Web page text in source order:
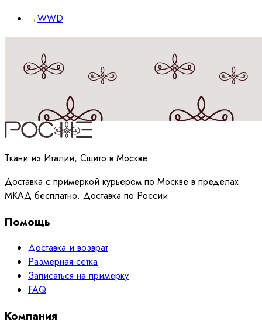
→WWD
Принимаюполитикуобработки данных
Ткани из Италии, Сшито в Москве
Доставка с примеркой курьером по Москве в пределах
МКАД бесплатно. Доставка по России
Помощь
Доставка и возврат
Размерная сетка
Записаться на примерку
FAQ
Компания